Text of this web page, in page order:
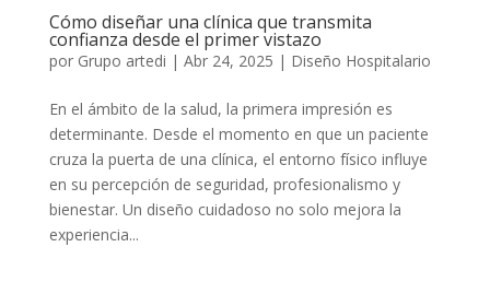
Cómo diseñar una clínica que transmita
confianza desde el primer vistazo
por Grupo artedi | Abr 24, 2025 | Diseño Hospitalario
En el ámbito de la salud, la primera impresión es
determinante. Desde el momento en que un paciente
cruza la puerta de una clínica, el entorno físico influye
en su percepción de seguridad, profesionalismo y
bienestar. Un diseño cuidadoso no solo mejora la
experiencia...